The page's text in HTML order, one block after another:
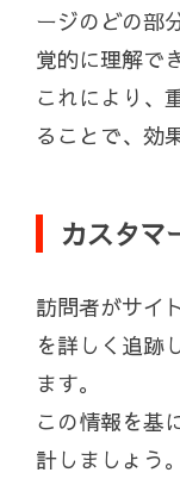
ージのどの部
覚的に理解で
これにより、
ることで、効
カスタマ
訪問者がサイ
を詳しく追跡
ます。
この情報を基
計しましょう。